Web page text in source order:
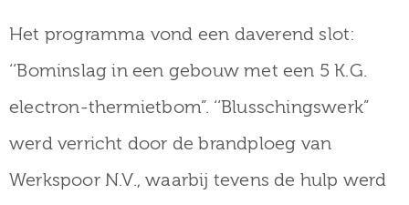
Het programma vond een daverend slot:
‘‘Bominslag in een gebouw met een 5 K.G.
electron-thermietbom”. ‘‘Blusschingswerk”
werd verricht door de brandploeg van
Werkspoor N.V., waarbij tevens de hulp werd